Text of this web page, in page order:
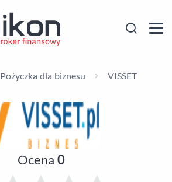
Pożyczka dla biznesu VISSET
Ocena 0